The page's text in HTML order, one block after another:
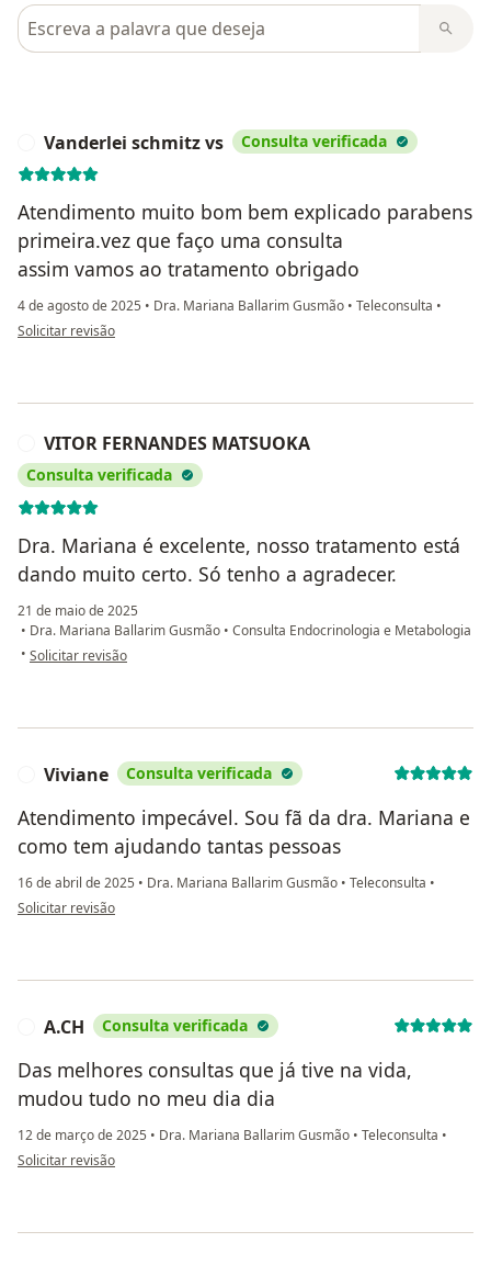
Pesquisar em opiniões
Vanderlei schmitz vs Consulta verificada
Atendimento muito bom bem explicado parabens
primeira.vez que faço uma consulta
assim vamos ao tratamento obrigado
4 de agosto de 2025 • Dra. Mariana Ballarim Gusmão • Teleconsulta •
na opinião do utilizador Vanderlei schmitz vs
Solicitar revisão
VITOR FERNANDES MATSUOKA
Consulta verificada
Dra. Mariana é excelente, nosso tratamento está
dando muito certo. Só tenho a agradecer.
21 de maio de 2025
• Dra. Mariana Ballarim Gusmão • Consulta Endocrinologia e Metabologia
• na opinião do utilizador VITOR FERNANDES MATSUOKA
Solicitar revisão
Viviane Consulta verificada
Atendimento impecável. Sou fã da dra. Mariana e
como tem ajudando tantas pessoas
16 de abril de 2025 • Dra. Mariana Ballarim Gusmão • Teleconsulta •
na opinião do utilizador Viviane
Solicitar revisão
A.CH Consulta verificada
Das melhores consultas que já tive na vida,
mudou tudo no meu dia dia
12 de março de 2025 • Dra. Mariana Ballarim Gusmão • Teleconsulta •
na opinião do utilizador A.CH
Solicitar revisão